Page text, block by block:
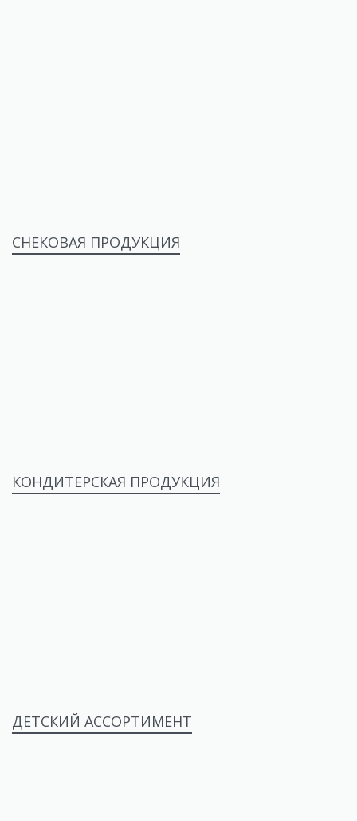
СНЕКОВАЯ ПРОДУКЦИЯ
КОНДИТЕРСКАЯ ПРОДУКЦИЯ
ДЕТСКИЙ АССОРТИМЕНТ